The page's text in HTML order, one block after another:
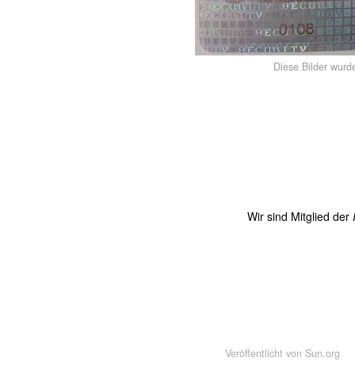
Diese Bilder
Wir sind Mitglied der
Veröffentlicht von Sun.org